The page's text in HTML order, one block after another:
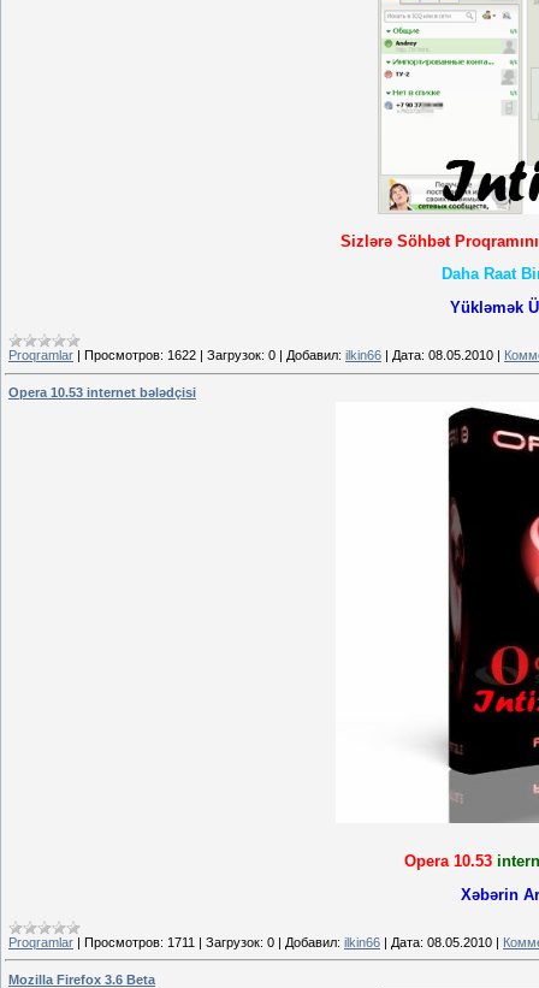
Sizlərə Söhbət
Daha Raat
Yükləmək
Proqramlar Просмотров: 1622 Загрузок: 0 Добавил: ilkin66 Дата: 08.05.2010
Opera 10.53 internet bələdçisi
Opera 10.53
Xəbərin
Proqramlar Просмотров: 1711 Загрузок: 0 Добавил: ilkin66 Дата: 08.05.2010
Mozilla Firefox 3.6 Beta